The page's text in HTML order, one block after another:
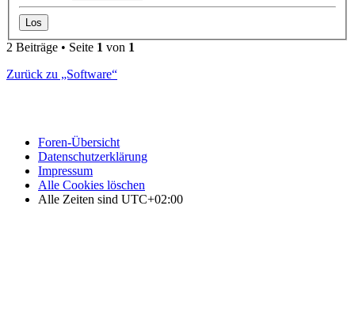
2 Beiträge • Seite 1 von 1
Zurück zu „Software“
Foren-Übersicht
Datenschutzerklärung
Impressum
Alle Cookies löschen
Alle Zeiten sind UTC+02:00